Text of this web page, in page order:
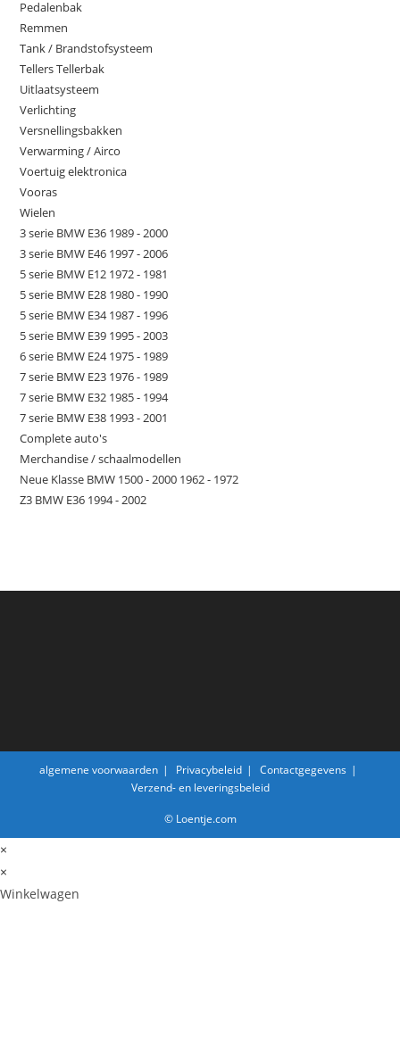
Pedalenbak
Remmen
Tank / Brandstofsysteem
Tellers Tellerbak
Uitlaatsysteem
Verlichting
Versnellingsbakken
Verwarming / Airco
Voertuig elektronica
Vooras
Wielen
3 serie BMW E36 1989 - 2000
3 serie BMW E46 1997 - 2006
5 serie BMW E12 1972 - 1981
5 serie BMW E28 1980 - 1990
5 serie BMW E34 1987 - 1996
5 serie BMW E39 1995 - 2003
6 serie BMW E24 1975 - 1989
7 serie BMW E23 1976 - 1989
7 serie BMW E32 1985 - 1994
7 serie BMW E38 1993 - 2001
Complete auto's
Merchandise / schaalmodellen
Neue Klasse BMW 1500 - 2000 1962 - 1972
Z3 BMW E36 1994 - 2002
algemene voorwaarden Privacybeleid
Contactgegevens
Verzend- en leveringsbeleid
© Loentje.com
×
×
Winkelwagen